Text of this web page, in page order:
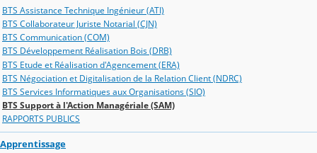
BTS Assistance Technique Ingénieur (ATI)
BTS Collaborateur Juriste Notarial (CJN)
BTS Communication (COM)
BTS Développement Réalisation Bois (DRB)
BTS Etude et Réalisation d'Agencement (ERA)
BTS Négociation et Digitalisation de la Relation Client (NDRC)
BTS Services Informatiques aux Organisations (SIO)
BTS Support à l'Action Managériale (SAM)
RAPPORTS PUBLICS
Apprentissage